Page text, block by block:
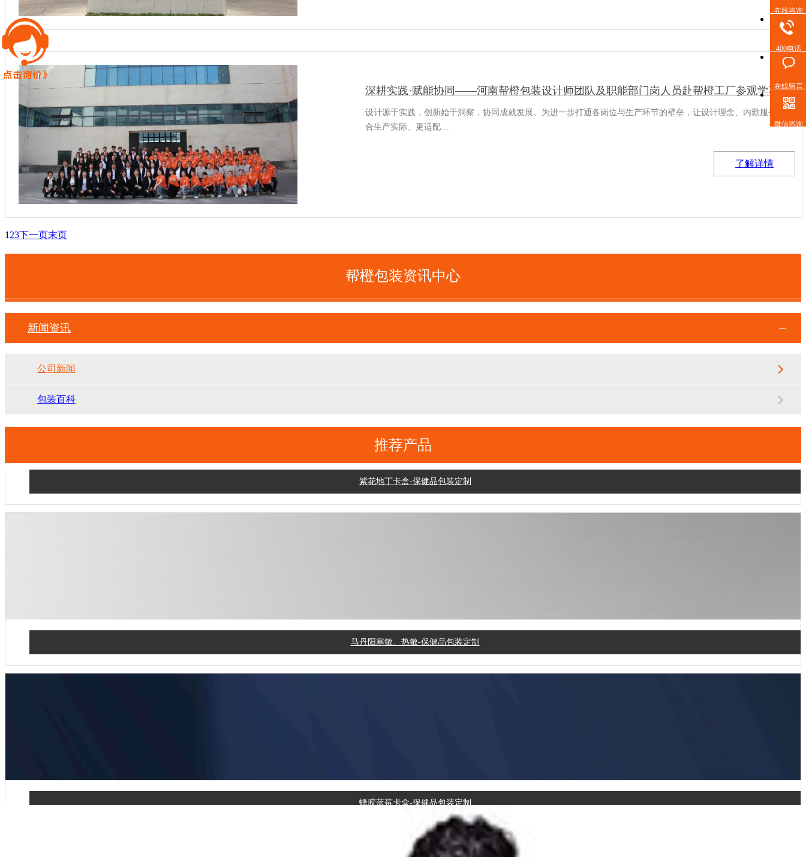
深耕实践·赋能协同——河南帮橙包装设计师团队及职能部门岗人员赴帮橙工厂参观学习
设计源于实践，创新始于洞察，协同成就发展。为进一步打通各岗位与生产环节的壁垒，让设计理念、内勤服务更贴
合生产实际、更适配…
了解详情
1 23下一页末页
帮橙包装资讯中心
新闻资讯
公司新闻
包装百科
推荐产品
紫花地丁卡盒-保健品包装定制
马丹阳寒敏、热敏-保健品包装定制
蜂胶蓝莓卡盒-保健品包装定制
在线咨询
400电话
在线留言
微信咨询